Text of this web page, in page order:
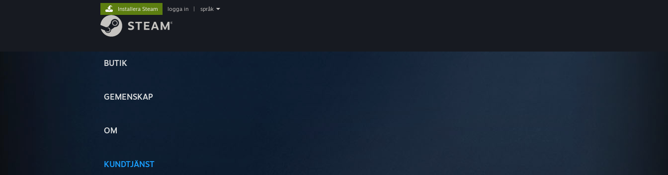
BUTIK
GEMENSKAP
OM
KUNDTJÄNST
Installera Steam logga in språk